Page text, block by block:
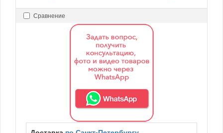
Сравнение